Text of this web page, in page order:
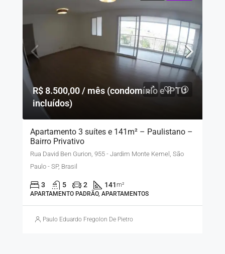
R$ 8.500,00 / mês (condomínio e IPTU
incluídos)
Apartamento 3 suítes e 141m² – Paulistano –
Bairro Privativo
Rua David Ben Gurion, 955 - Jardim Monte Kemel, São
Paulo - SP, Brasil
3 5 2 141m²
APARTAMENTO PADRÃO, APARTAMENTOS
Paulo Eduardo Fregolon De Pietro